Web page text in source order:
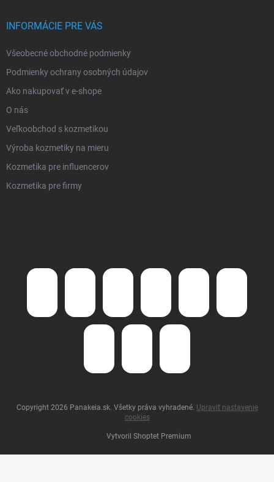
INFORMÁCIE PRE VÁS
Všeobecné obchodné podmienky
Podmienky ochrany osobných údajov
Ako nakupovať v e-shope
O nás
Veľkoobchod s kozmetikou
Výroba kozmetiky na mieru
Kozmetika pre influencerov
Kozmetika pre firmy
Vytvoril Shoptet Premium
Copyright 2026 Panakeia.sk. Všetky práva vyhradené. Upraviť nastavenie
cookies